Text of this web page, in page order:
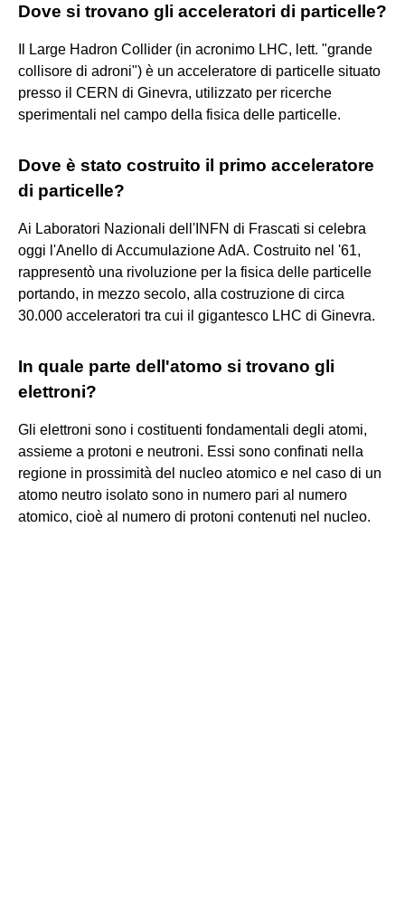
Dove si trovano gli acceleratori di particelle?
Il Large Hadron Collider (in acronimo LHC, lett. "grande
collisore di adroni") è un acceleratore di particelle situato
presso il CERN di Ginevra, utilizzato per ricerche
sperimentali nel campo della fisica delle particelle.
Dove è stato costruito il primo acceleratore
di particelle?
Ai Laboratori Nazionali dell'INFN di Frascati si celebra
oggi l'Anello di Accumulazione AdA. Costruito nel '61,
rappresentò una rivoluzione per la fisica delle particelle
portando, in mezzo secolo, alla costruzione di circa
30.000 acceleratori tra cui il gigantesco LHC di Ginevra.
In quale parte dell'atomo si trovano gli
elettroni?
Gli elettroni sono i costituenti fondamentali degli atomi,
assieme a protoni e neutroni. Essi sono confinati nella
regione in prossimità del nucleo atomico e nel caso di un
atomo neutro isolato sono in numero pari al numero
atomico, cioè al numero di protoni contenuti nel nucleo.